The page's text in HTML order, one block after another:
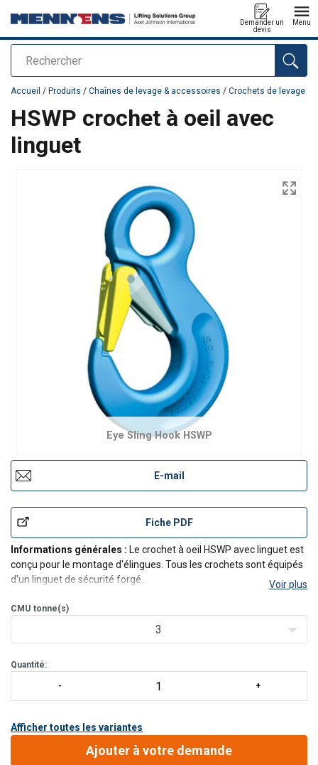
Rechercher
Demander un
devis
Menu
Ajouté au panier
Accueil / Produits / Chaînes de levage & accessoires / Crochets de levage
HSWP crochet à oeil avec
linguet
Eye Sling Hook HSWP
E-mail
Fiche PDF
Informations générales : Le crochet à oeil HSWP avec linguet est
conçu pour le montage d'élingues. Tous les crochets sont équipés
d'un linguet de sécurité forgé.
Voir plus
CMU tonne(s)
3
Quantité:
Afficher toutes les variantes
Ajouter à votre demande